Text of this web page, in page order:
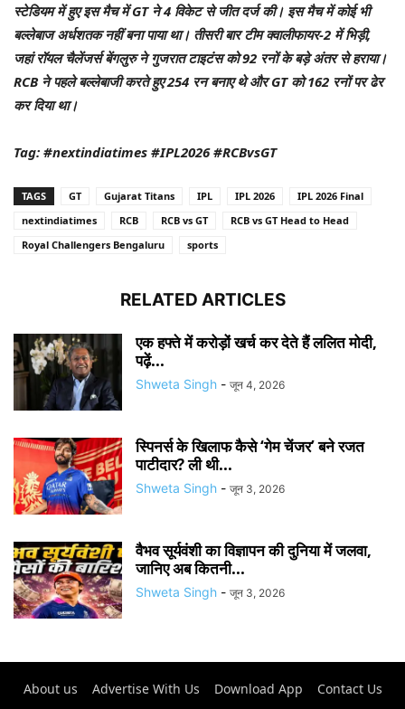
स्टेडियम में हुए इस मैच में GT ने 4 विकेट से जीत दर्ज की। इस मैच में कोई भी
बल्लेबाज अर्धशतक नहीं बना पाया था। तीसरी बार टीम क्वालीफायर-2 में भिड़ी,
जहां रॉयल चैलेंजर्स बेंगलुरु ने गुजरात टाइटंस को 92 रनों के बड़े अंतर से हराया।
RCB ने पहले बल्लेबाजी करते हुए 254 रन बनाए थे और GT को 162 रनों पर ढेर
कर दिया था।
Tag: #nextindiatimes #IPL2026 #RCBvsGT
TAGS GT Gujarat Titans IPL IPL 2026
IPL 2026 Final
nextindiatimes
RCB RCB vs GT
RCB vs GT Head to Head
Royal Challengers Bengaluru
sports
RELATED ARTICLES
एक हफ्ते में करोड़ों खर्च कर देते हैं ललित मोदी,
पढ़ें...
Shweta Singh - जून 4, 2026
स्पिनर्स के खिलाफ कैसे ‘गेम चेंजर’ बने रजत
पाटीदार? ली थी...
Shweta Singh - जून 3, 2026
वैभव सूर्यवंशी का विज्ञापन की दुनिया में जलवा,
जानिए अब कितनी...
Shweta Singh - जून 3, 2026
About us Advertise With Us Download App Contact Us